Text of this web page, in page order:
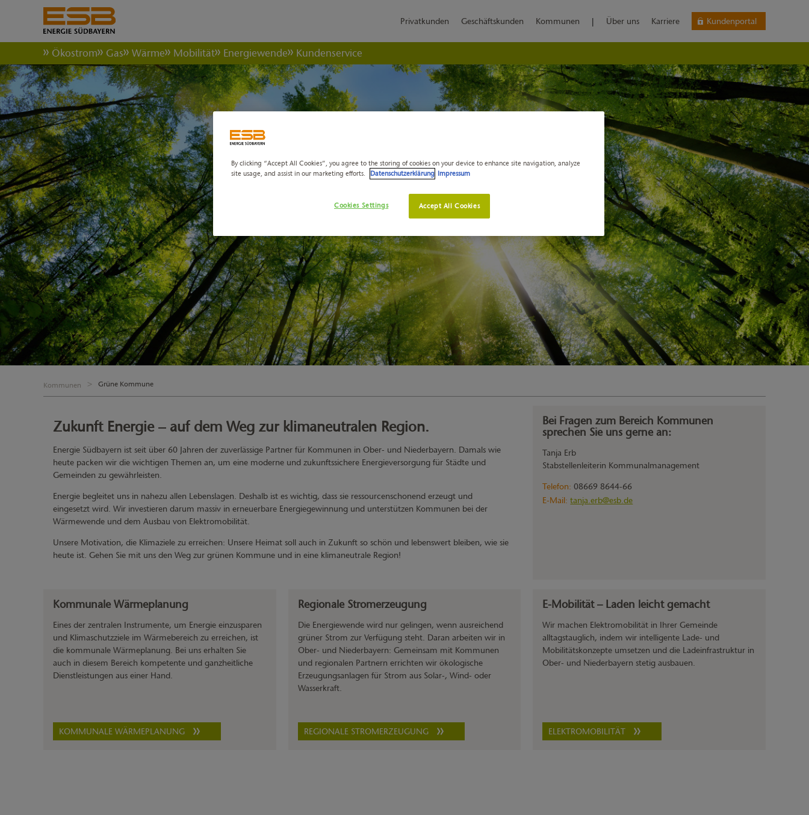
Privatkunden Geschäftskunden Kommunen | Über uns Karriere Kundenportal
Ökostrom Gas Wärme Mobilität Energiewende Kundenservice
Kommunen Grüne Kommune
Zukunft Energie – auf dem Weg zur klimaneutralen Region.
Energie Südbayern ist seit über 60 Jahren der zuverlässige Partner für Kommunen in Ober- und Niederbayern. Damals wie
heute packen wir die wichtigen Themen an, um eine moderne und zukunftssichere Energieversorgung für Städte und
Gemeinden zu gewährleisten.
Energie begleitet uns in nahezu allen Lebenslagen. Deshalb ist es wichtig, dass sie ressourcenschonend erzeugt und
eingesetzt wird. Wir investieren darum massiv in erneuerbare Energiegewinnung und unterstützen Kommunen bei der
Wärmewende und dem Ausbau von Elektromobilität.
Unsere Motivation, die Klimaziele zu erreichen: Unsere Heimat soll auch in Zukunft so schön und lebenswert bleiben, wie sie
heute ist. Gehen Sie mit uns den Weg zur grünen Kommune und in eine klimaneutrale Region!
Bei Fragen zum Bereich Kommunen
sprechen Sie uns gerne an:
Tanja Erb
Stabstellenleiterin Kommunalmanagement
Telefon: 08669 8644-66
E-Mail: tanja.erb@esb.de
Kommunale Wärmeplanung
Eines der zentralen Instrumente, um Energie einzusparen
und Klimaschutzziele im Wärmebereich zu erreichen, ist
die kommunale Wärmeplanung. Bei uns erhalten Sie
auch in diesem Bereich kompetente und ganzheitliche
Dienstleistungen aus einer Hand.
KOMMUNALE WÄRMEPLANUNG
Regionale Stromerzeugung
Die Energiewende wird nur gelingen, wenn ausreichend
grüner Strom zur Verfügung steht. Daran arbeiten wir in
Ober- und Niederbayern: Gemeinsam mit Kommunen
und regionalen Partnern errichten wir ökologische
Erzeugungsanlagen für Strom aus Solar-, Wind- oder
Wasserkraft.
REGIONALE STROMERZEUGUNG
E-Mobilität – Laden leicht gemacht
Wir machen Elektromobilität in Ihrer Gemeinde
alltagstauglich, indem wir intelligente Lade- und
Mobilitätskonzepte umsetzen und die Ladeinfrastruktur in
Ober- und Niederbayern stetig ausbauen.
ELEKTROMOBILITÄT
By clicking “Accept All Cookies”, you agree to the storing of cookies on your device to enhance site navigation, analyze
site usage, and assist in our marketing efforts.
Datenschutzerklärung Impressum
Cookies Settings Accept All Cookies